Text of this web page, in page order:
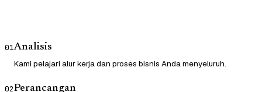
01Analisis
Kami pelajari alur kerja dan proses bisnis Anda menyeluruh.
02Perancangan